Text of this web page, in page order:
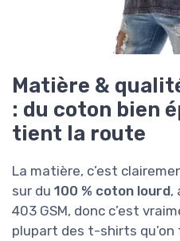
Matière &
: du coton bien
tient la route
La matière, c’est
sur du 100 % coton lourd,
403 GSM, donc c’est
plupart des t-shirts